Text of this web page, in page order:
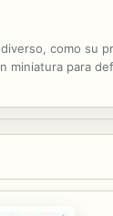
como
miniatura para